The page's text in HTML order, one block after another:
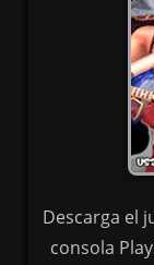
Descarga el
consola